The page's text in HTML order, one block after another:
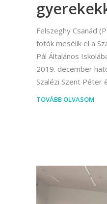
Felszeghy Csanád
fotók mesélik el a
Pál Általános
2019. december
Szalézi Szent Péter
TOVÁBB OLVASOM